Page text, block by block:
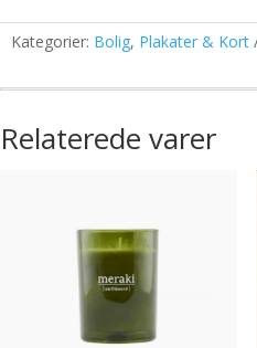
Kategorier: Bolig, Plakater & Kort
Relaterede varer